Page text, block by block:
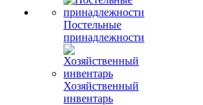
Постельные
принадлежности
Хозяйственный
инвентарь